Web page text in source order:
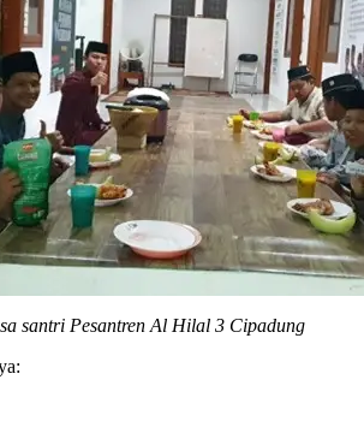
santri Pesantren Al Hilal 3 Cipadung